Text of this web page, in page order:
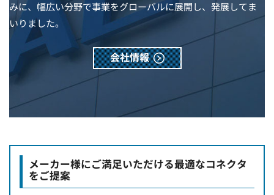
みに、幅広い分野で事業をグローバルに展開し、発展してま
いりました。
会社情報
メーカー様にご満足いただける最適なコネクタ
をご提案